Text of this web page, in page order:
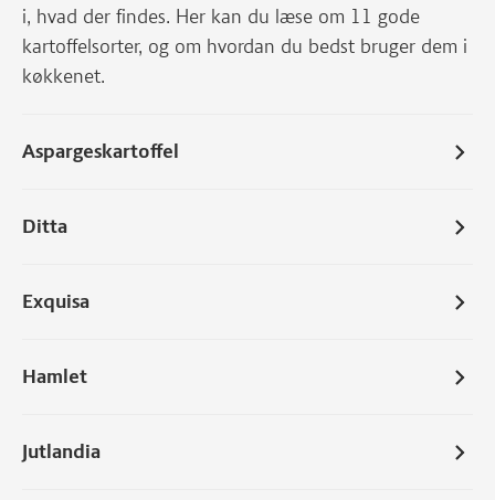
i, hvad der findes. Her kan du læse om 11 gode
kartoffelsorter, og om hvordan du bedst bruger dem i
køkkenet.
Aspargeskartoffel
Ditta
Exquisa
Hamlet
Jutlandia